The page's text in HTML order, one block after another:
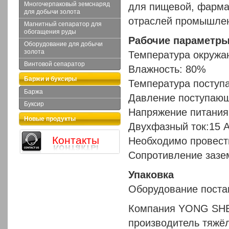
Многочерпаковый земснаряд
для добычи золота
Магнитный сепаратор для
обогащения руды
Оборудование для добычи
золота
Винтовой сепаратор
Баржи и буксиры
Баржа
Буксир
Новые продукты
Контакты
для пищевой,
отраслей
Рабочие
Температура
Влажность: 80%
Температура
Давление
Напряжение
Двухфазный ток:15
Необходимо
Сопротивление
Упаковка
Оборудование
Компания YONG
производитель